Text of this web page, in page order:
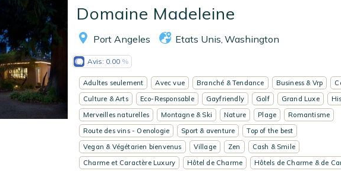
EN FR ES
Domaine Madeleine
Port Angeles Etats Unis Washington
Avis: 0.00
Adultes seulement Avec vue Branché & Tendance Business & Vrp
Culture & Arts
Eco-Responsable Gayfriendly Golf Grand Luxe
Merveilles naturelles
Montagne & Ski Nature Plage
Romantisme
Route des vins - Oenologie
Sport & aventure
Top of the best
Vegan & Végétarien bienvenus
Village Zen
Cash & Smile
Charme et Caractère Luxury
Hôtel de Charme Hôtels de Charme & de